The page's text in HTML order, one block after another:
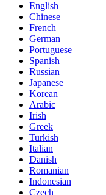
English
Chinese
French
German
Portuguese
Spanish
Russian
Japanese
Korean
Arabic
Irish
Greek
Turkish
Italian
Danish
Romanian
Indonesian
Czech